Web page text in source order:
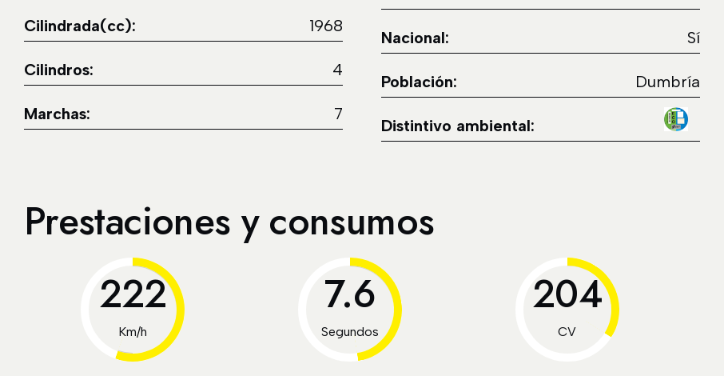
Cilindrada(cc): 1968
Cilindros: 4
Marchas: 7
Nacional: Sí
Población: Dumbría
Distintivo ambiental:
Prestaciones y consumos
222
Km/h
7.6
Segundos
204
CV